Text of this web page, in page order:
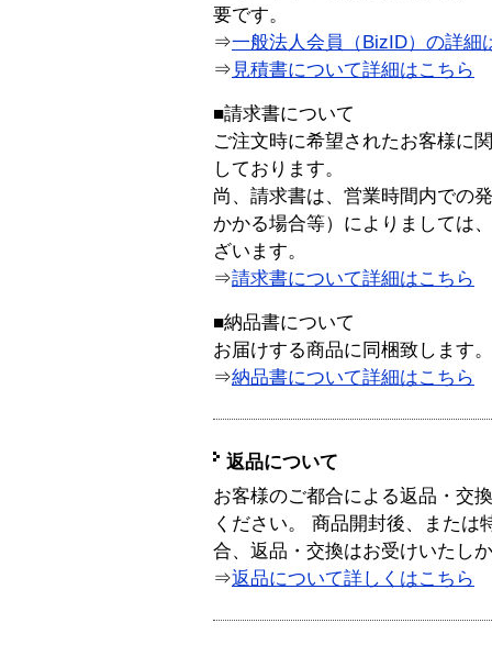
要です。
⇒一般法人会員（BizID）の詳細
⇒ 見積書について詳細はこちら
■請求書について
ご注文時に希望されたお客様に
しております。
尚、請求書は、営業時間内での
かかる場合等）によりましては
ざいます。
⇒請求書について詳細はこちら
■納品書について
お届けする商品に同梱致します。
⇒納品書について詳細はこちら
返品について
お客様のご都合による返品・交
ください。 商品開封後、または
合、返品・交換はお受けいたし
⇒返品について詳しくはこちら